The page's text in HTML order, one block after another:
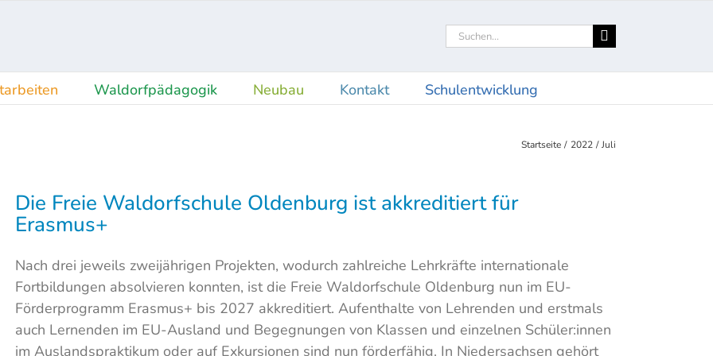
Suche
Waldorfpädagogik Neubau Kontakt Schulentwicklung
Startseite 2022 Juli
Die Freie Waldorfschule Oldenburg ist akkreditiert für
Erasmus+
Nach drei jeweils zweijährigen Projekten, wodurch zahlreiche Lehrkräfte internationale
Fortbildungen absolvieren konnten, ist die Freie Waldorfschule Oldenburg nun im EU-
Förderprogramm Erasmus+ bis 2027 akkreditiert. Aufenthalte von Lehrenden und erstmals
auch Lernenden im EU-Ausland und Begegnungen von Klassen und einzelnen Schüler:innen
im Auslandspraktikum oder auf Exkursionen sind nun förderfähig. In Niedersachsen gehört